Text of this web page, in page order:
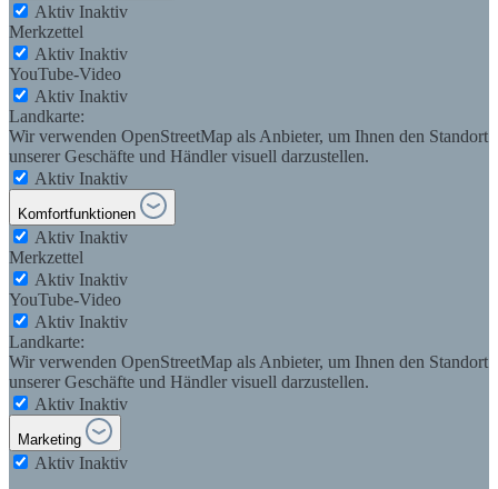
Aktiv Inaktiv
Merkzettel
Aktiv Inaktiv
YouTube-Video
Aktiv Inaktiv
Landkarte:
Wir verwenden OpenStreetMap als Anbieter, um Ihnen den Standort
unserer Geschäfte und Händler visuell darzustellen.
Aktiv Inaktiv
Komfortfunktionen
Aktiv Inaktiv
Merkzettel
Aktiv Inaktiv
YouTube-Video
Aktiv Inaktiv
Landkarte:
Wir verwenden OpenStreetMap als Anbieter, um Ihnen den Standort
unserer Geschäfte und Händler visuell darzustellen.
Aktiv Inaktiv
Marketing
Aktiv Inaktiv